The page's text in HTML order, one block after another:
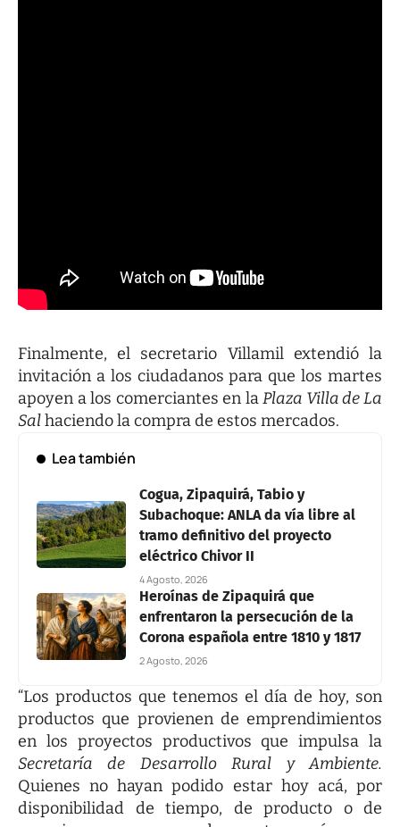
Finalmente, el secretario Villamil extendió la
invitación a los ciudadanos para que los martes
apoyen a los comerciantes en laPlaza Villa de La
Salhaciendo la compra de estos mercados.
Lea también
Cogua, Zipaquirá, Tabio y
Subachoque: ANLA da vía libre al
tramo definitivo del proyecto
eléctrico Chivor II
4 Agosto, 2026
Heroínas de Zipaquirá que
enfrentaron la persecución de la
Corona española entre 1810 y 1817
2 Agosto, 2026
“Los productos que tenemos el día de hoy, son
productos que provienen de emprendimientos
en los proyectos productivos que impulsa la
Secretaría de Desarrollo Rural y Ambiente.
Quienes no hayan podido estar hoy acá, por
disponibilidad de tiempo, de producto o de